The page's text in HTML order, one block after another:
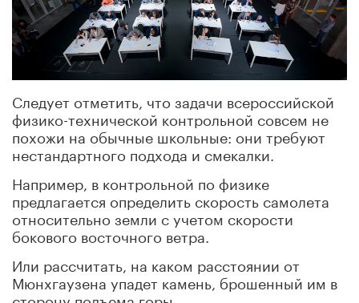
Следует отметить, что задачи всероссийской
физико-технической контрольной совсем не
похожи на обычные школьные: они требуют
нестандартного подхода и смекалки.
Например, в контрольной по физике
предлагается определить скорость самолета
относительно земли с учетом скорости
бокового восточного ветра.
Или рассчитать, на каком расстоянии от
Мюнхгаузена упадет камень, брошенный им в